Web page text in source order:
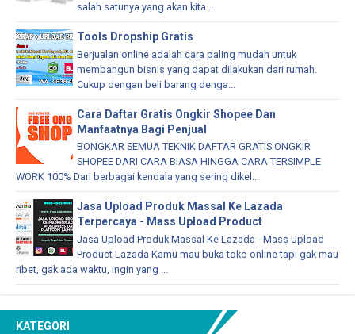
salah satunya yang akan kita ...
Tools Dropship Gratis
Berjualan online adalah cara paling mudah untuk
membangun bisnis yang dapat dilakukan dari rumah.
Cukup dengan beli barang denga...
Cara Daftar Gratis Ongkir Shopee Dan
Manfaatnya Bagi Penjual
BONGKAR SEMUA TEKNIK DAFTAR GRATIS ONGKIR
SHOPEE DARI CARA BIASA HINGGA CARA TERSIMPLE
WORK 100% Dari berbagai kendala yang sering dikel...
Jasa Upload Produk Massal Ke Lazada
Terpercaya - Mass Upload Product
Jasa Upload Produk Massal Ke Lazada - Mass Upload
Product Lazada Kamu mau buka toko online tapi gak mau
ribet, gak ada waktu, ingin yang ...
KATEGORI